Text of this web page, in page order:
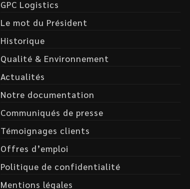
GPC Logistics
Le mot du Président
Historique
Qualité & Environnement
Actualités
Notre documentation
Communiqués de presse
Témoignages clients
Offres d’emploi
Politique de confidentialité
Mentions légales